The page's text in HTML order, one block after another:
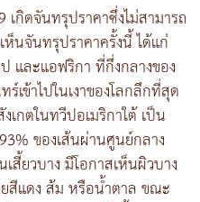
กิดจันทรุปราคาซึ่งไม่สามารถ
ห็นจันทรุปราคาครั้งนี้ ได้แก่
และแอฟริกา ที่กึ่งกลางของ
เข้าไปในเงาของโลกลึกที่สุด
กตในทวีปอเมริกาใต้ เป็น
ของเส้นผ่านศูนย์กลาง
สี้ยวบาง มีโอกาสเห็นผิวบาง
ยสีแดง ส้ม หรือน้ำตาล ขณะ